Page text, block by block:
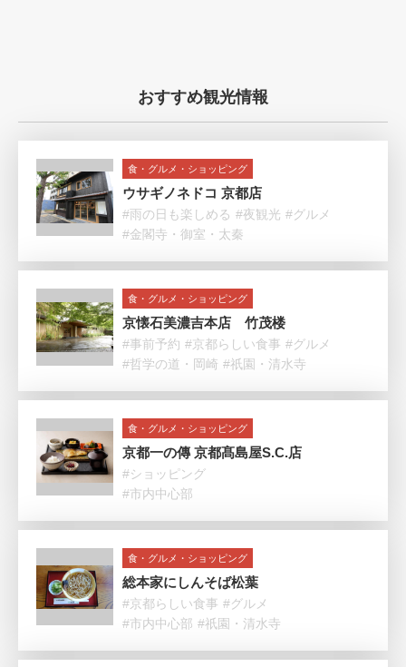
おすすめ観光情報
食・グルメ・ショッピング
ウサギノネドコ 京都店
#雨の日も楽しめる #夜観光 #グルメ
#金閣寺・御室・太秦
食・グルメ・ショッピング
京懐石美濃吉本店 竹茂楼
#事前予約 #京都らしい食事 #グルメ
#哲学の道・岡崎 #祇園・清水寺
食・グルメ・ショッピング
京都一の傳 京都髙島屋S.C.店
#ショッピング
#市内中心部
食・グルメ・ショッピング
総本家にしんそば松葉
#京都らしい食事 #グルメ
#市内中心部 #祇園・清水寺